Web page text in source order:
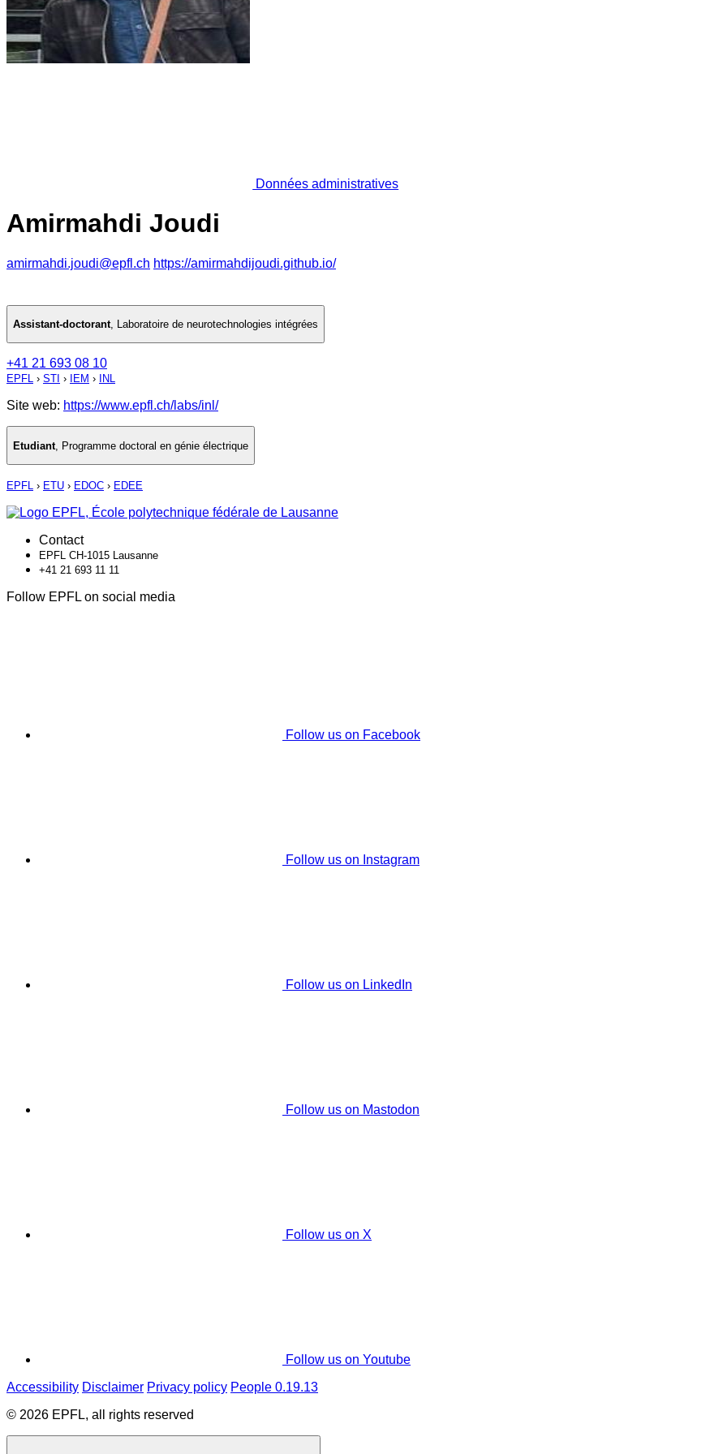
Données administratives
Amirmahdi Joudi
amirmahdi.joudi@epfl.ch https://amirmahdijoudi.github.io/
Assistant-doctorant, Laboratoire de neurotechnologies intégrées
+41 21 693 08 10
EPFL › STI › IEM › INL
Site web: https://www.epfl.ch/labs/inl/
Etudiant Programme doctoral en génie électrique
EPFL › ETU › EDOC › EDEE
Contact
EPFL CH-1015 Lausanne
+41 21 693 11 11
Follow EPFL on social media
Follow us on Facebook
Follow us on Instagram
Follow us on LinkedIn
Follow us on Mastodon
Follow us on X
Follow us on Youtube
Accessibility Disclaimer Privacy policy People 0.19.13
© 2026 EPFL, all rights reserved